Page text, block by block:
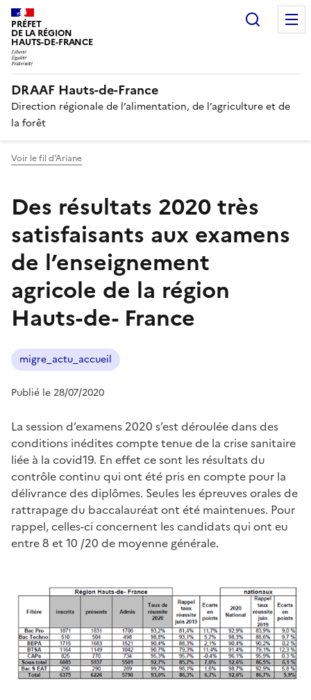
PRÉFET
DE LA RÉGION
HAUTS-DE-FRANCE
DRAAF Hauts-de-France
Direction régionale de l’alimentation, de l’agriculture et de
la forêt
Voir le fil d'Ariane
Des résultats 2020 très
satisfaisants aux examens
de l’enseignement
agricole de la région
Hauts-de- France
migre_actu_accueil
Publié le 28/07/2020
La session d’examens 2020 s’est déroulée dans des
conditions inédites compte tenue de la crise sanitaire
liée à la covid19. En effet ce sont les résultats du
contrôle continu qui ont été pris en compte pour la
délivrance des diplômes. Seules les épreuves orales de
rattrapage du baccalauréat ont été maintenues. Pour
rappel, celles-ci concernent les candidats qui ont eu
entre 8 et 10 /20 de moyenne générale.